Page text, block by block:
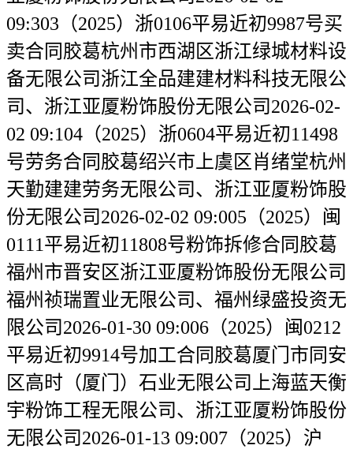
09:303（2025）浙0106平易近初9987号买
卖合同胶葛杭州市西湖区浙江绿城材料设
备无限公司浙江全品建建材料科技无限公
司、浙江亚厦粉饰股份无限公司2026-02-
02 09:104（2025）浙0604平易近初11498
号劳务合同胶葛绍兴市上虞区肖绪堂杭州
天勤建建劳务无限公司、浙江亚厦粉饰股
份无限公司2026-02-02 09:005（2025）闽
0111平易近初11808号粉饰拆修合同胶葛
福州市晋安区浙江亚厦粉饰股份无限公司
福州祯瑞置业无限公司、福州绿盛投资无
限公司2026-01-30 09:006（2025）闽0212
平易近初9914号加工合同胶葛厦门市同安
区高时（厦门）石业无限公司上海蓝天衡
宇粉饰工程无限公司、浙江亚厦粉饰股份
无限公司2026-01-13 09:007（2025）沪